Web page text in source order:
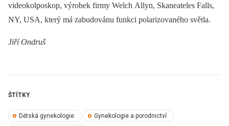
videokolposkop, výrobek firmy Welch Allyn, Skaneateles Falls,
NY, USA, který má zabudovánu funkci polarizovaného světla.
Jiří Ondruš
ŠTÍTKY
Dětská gynekologie Gynekologie a porodnictví